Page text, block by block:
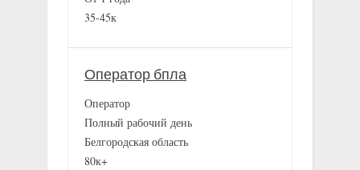
35-45к
Оператор бпла
Оператор
Полный рабочий день
Белгородская область
80к+